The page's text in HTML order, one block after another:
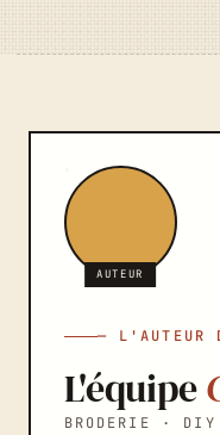
AUTEUR
— L'AUTEUR
L'équipe
BRODERIE ·